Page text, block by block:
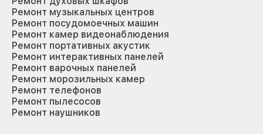
Ремонт музыкальных центров
Ремонт посудомоечных машин
Ремонт камер видеонаблюдения
Ремонт портативных акустик
Ремонт интерактивных панелей
Ремонт варочных панелей
Ремонт морозильных камер
Ремонт телефонов
Ремонт пылесосов
Ремонт наушников